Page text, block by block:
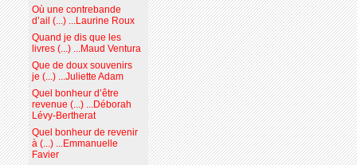
Où une contrebande
d’ail (...) ...Laurine Roux
Quand je dis que les
livres (...) ...Maud Ventura
Que de doux souvenirs
je (...) ...Juliette Adam
Quel bonheur d’être
revenue (...) ...Déborah
Lévy-Bertherat
Quel bonheur de revenir
à (...) ...Emmanuelle
Favier